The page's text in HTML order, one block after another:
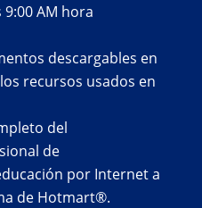
AM hora
descargables en
recursos usados en
del
de
por Internet a
de Hotmart®.